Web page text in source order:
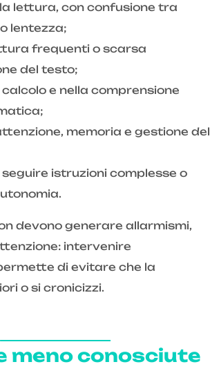
lettura, con confusione tra
lentezza;
frequenti o scarsa
del testo;
e nella comprensione
memoria e gestione del
istruzioni complesse o
devono generare allarmismi,
intervenire
di evitare che la
o si cronicizzi.
meno conosciute